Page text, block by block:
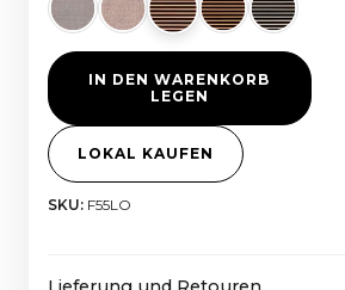
IN DEN WARENKORB
LEGEN
LOKAL KAUFEN
SKU: F55LO